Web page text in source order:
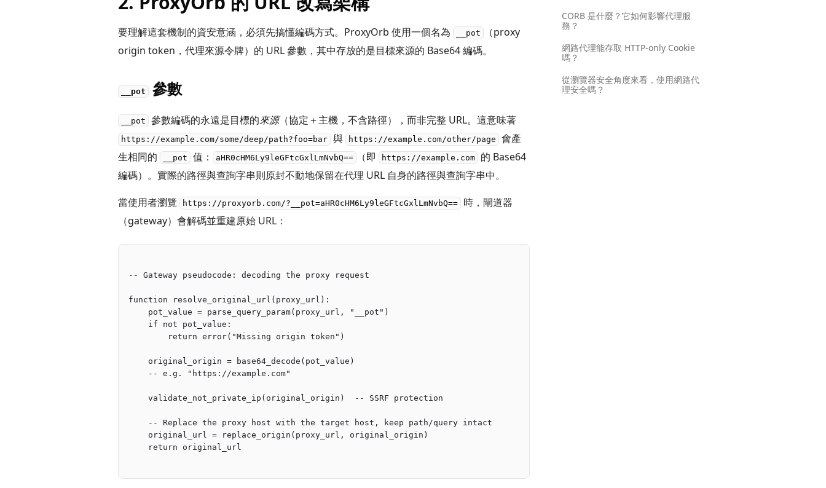
要理解這套機制的資安意涵，必須先搞懂編碼方式。ProxyOrb 使用一個名為 __pot
（proxy
origin token，代理來源令牌）的 URL 參數，其中存放的是目標來源的 Base64 編碼。
__pot 參數
__pot 參數編碼的永遠是目標的來源（協定＋主機，不含路徑），而非完整 URL。這意味著
https://example.com/some/deep/path?foo=bar 與 https://example.com/other/page
會產
生相同的
__pot 值： aHR0cHM6Ly9leGFtcGxlLmNvbQ== （即 https://example.com
的 Base64
編碼）。實際的路徑與查詢字串則原封不動地保留在代理 URL 自身的路徑與查詢字串中。
當使用者瀏覽
https://proxyorb.com/?__pot=aHR0cHM6Ly9leGFtcGxlLmNvbQ==
時，閘道器
（gateway）會解碼並重建原始 URL：
-- Gateway pseudocode: decoding the proxy request
function resolve_original_url(proxy_url):
    pot_value = parse_query_param(proxy_url, "__pot")
    if not pot_value:
        return error("Missing origin token")
    original_origin = base64_decode(pot_value)
    -- e.g. "https://example.com"
    validate_not_private_ip(original_origin)  -- SSRF protection
    -- Replace the proxy host with the target host, keep path/query intact
    original_url = replace_origin(proxy_url, original_origin)
    return original_url
CORB 是什麼？它如何影響代理服
務？
網路代理能存取 HTTP-only Cookie
嗎？
從瀏覽器安全角度來看，使用網路代
理安全嗎？